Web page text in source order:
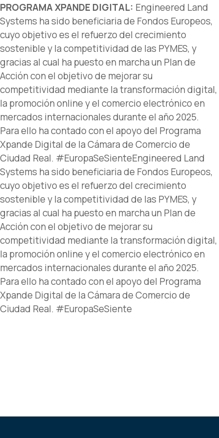
PROGRAMA XPANDE DIGITAL: Engineered Land
Systems ha sido beneficiaria de Fondos Europeos,
cuyo objetivo es el refuerzo del crecimiento
sostenible y la competitividad de las PYMES, y
gracias al cual ha puesto en marcha un Plan de
Acción con el objetivo de mejorar su
competitividad mediante la transformación digital,
la promoción online y el comercio electrónico en
mercados internacionales durante el año 2025.
Para ello ha contado con el apoyo del Programa
Xpande Digital de la Cámara de Comercio de
Ciudad Real. #EuropaSeSienteEngineered Land
Systems ha sido beneficiaria de Fondos Europeos,
cuyo objetivo es el refuerzo del crecimiento
sostenible y la competitividad de las PYMES, y
gracias al cual ha puesto en marcha un Plan de
Acción con el objetivo de mejorar su
competitividad mediante la transformación digital,
la promoción online y el comercio electrónico en
mercados internacionales durante el año 2025.
Para ello ha contado con el apoyo del Programa
Xpande Digital de la Cámara de Comercio de
Ciudad Real. #EuropaSeSiente